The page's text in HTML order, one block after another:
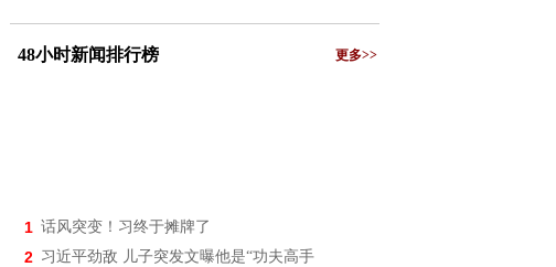
48小时新闻排行榜 更多>>
1 话风突变！习终于摊牌了
2 习近平劲敌 儿子突发文曝他是“功夫高手